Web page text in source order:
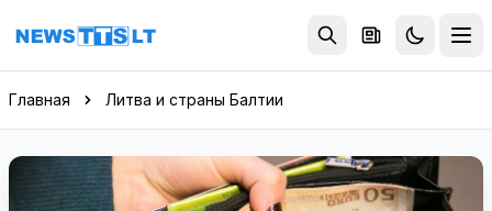
Перейти к содержимому
Главная Литва и страны Балтии